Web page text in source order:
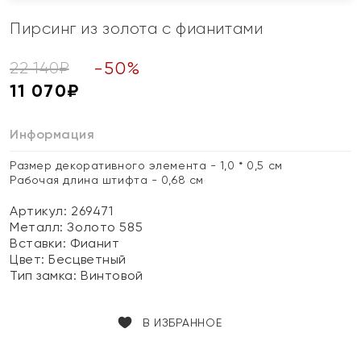
Пирсинг из золота с фианитами
22 140₽ -50%
11 070₽
Информация
Размер декоративного элемента - 1,0 * 0,5 см
Рабочая длина штифта - 0,68 см
Артикул: 269471
Металл:Золото 585
Вставки: Фианит
Цвет:Бесцветный
Тип замка:Винтовой
В ИЗБРАННОЕ